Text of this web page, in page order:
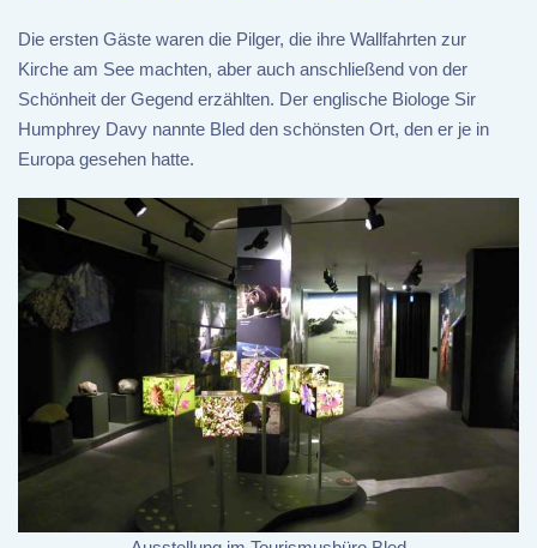
Die ersten Gäste waren die Pilger, die ihre Wallfahrten zur
Kirche am See machten, aber auch anschließend von der
Schönheit der Gegend erzählten. Der englische Biologe Sir
Humphrey Davy nannte Bled den schönsten Ort, den er je in
Europa gesehen hatte.